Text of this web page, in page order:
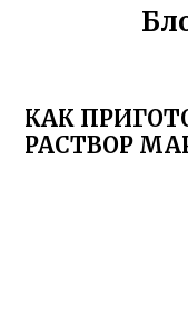
КАК
РАСТВОР